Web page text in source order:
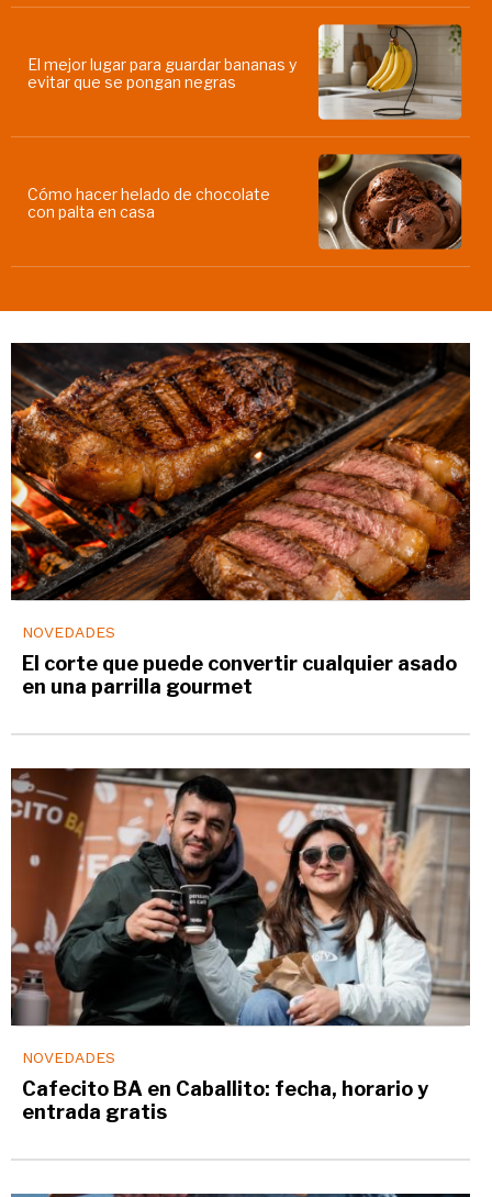
El mejor lugar para guardar bananas y
evitar que se pongan negras
Cómo hacer helado de chocolate
con palta en casa
NOVEDADES
El corte que puede convertir cualquier asado
en una parrilla gourmet
NOVEDADES
Cafecito BA en Caballito: fecha, horario y
entrada gratis